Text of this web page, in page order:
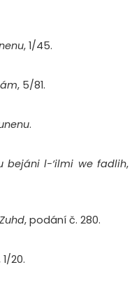
, 1/45.
, 5/81.
.
bejáni l-‘ilmi we fadlih,
, podání č. 280.
1/20.